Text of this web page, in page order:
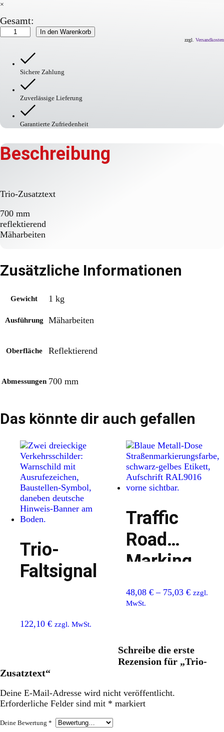
×
Gesamt:
Trio-
Zusatztext
In den Warenkorb
zzgl. Versandkosten
Sichere Zahlung
Zuverlässige Lieferung
Garantierte Zufriedenheit
Beschreibung
Trio-Zusatztext
700 mm
reflektierend
Mäharbeiten
Zusätzliche Informationen
Gewicht 1 kg
Ausführung Mäharbeiten
Oberfläche Reflektierend
Abmessungen 700 mm
Das könnte dir auch gefallen
Trio-
Faltsignal
122,10 € zzgl. MwSt.
Traffic
Road
Marking
48,08€ – 75,03€ zzgl.
MwSt.
Schreibe die erste
Rezension für „Trio-
Zusatztext“
Deine E-Mail-Adresse wird nicht veröffentlicht.
Erforderliche Felder sind mit * markiert
Deine Bewertung *